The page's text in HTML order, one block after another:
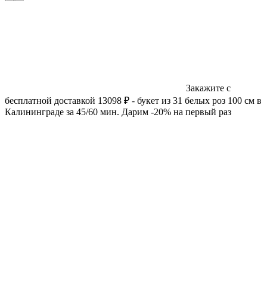
Закажите с
бесплатной доставкой 13098 ₽ - букет из 31 белых роз 100 см в
Калининграде за 45/60 мин. Дарим -20% на первый раз